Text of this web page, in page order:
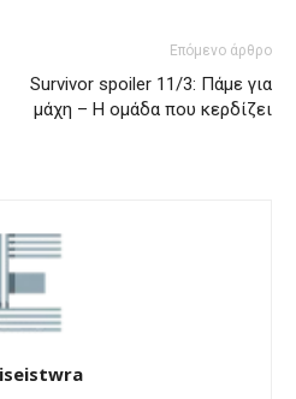
Επόμενο άρθρο
Survivor spoiler 11/3: Πάμε για
μάχη – Η ομάδα που κερδίζει